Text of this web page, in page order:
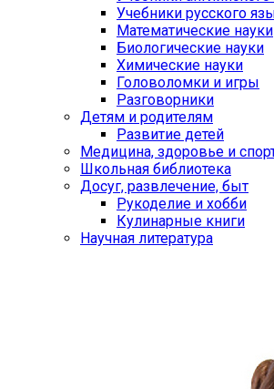
Учебники русского
Математические науки
Биологические науки
Химические науки
Головоломки и игры
Разговорники
Детям и родителям
Развитие детей
Медицина, здоровье и
Школьная библиотека
Досуг, развлечение, быт
Рукоделие и хобби
Кулинарные книги
Научная литература